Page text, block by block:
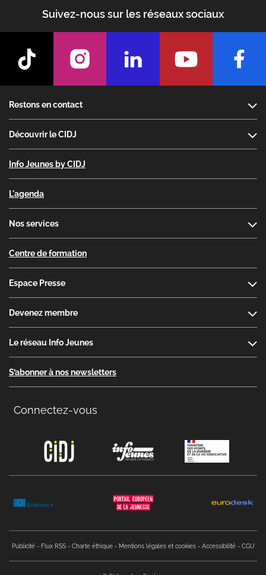
Suivez-nous sur les réseaux sociaux
Restons en contact
Découvrir le CIDJ
Info Jeunes by CIDJ
L'agenda
Nos services
Centre de formation
Espace Presse
Devenez membre
Le réseau Info Jeunes
S’abonner à nos newsletters
Connectez-vous
Publicité
Flux RSS Charte éthique Mentions légales et cookies Accessibilité CGU